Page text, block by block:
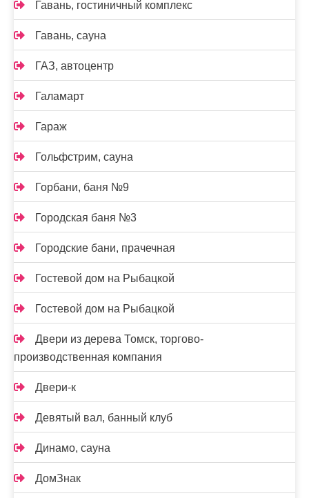
Гавань, гостиничный комплекс
Гавань, сауна
ГАЗ, автоцентр
Галамарт
Гараж
Гольфстрим, сауна
Горбани, баня №9
Городская баня №3
Городские бани, прачечная
Гостевой дом на Рыбацкой
Гостевой дом на Рыбацкой
Двери из дерева Томск, торгово-
производственная компания
Двери-к
Девятый вал, банный клуб
Динамо, сауна
ДомЗнак